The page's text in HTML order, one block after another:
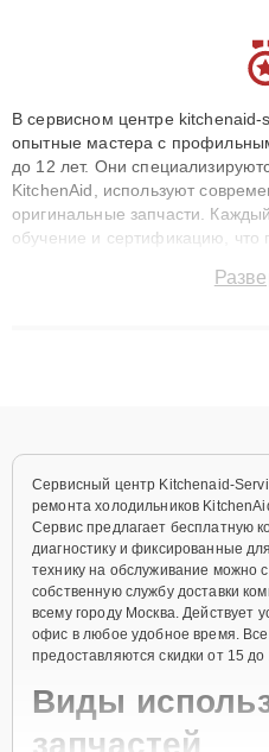
В сервисном центре
опытные мастера с
до 12 лет. Они
KitchenAid, используют
оригинальные запчасти.
обучение и сертификацию, что
сохранением гарантии до 3
Сервисный центр Kitchenaid-
ремонта холодильников
Сервис предлагает бесплатную
диагностику и фиксированные
технику на обслуживание можно
собственную службу доставки
всему городу Москва. Действует
офис в любое удобное время.
предоставляются скидки от 15 до
Виды
запчастей